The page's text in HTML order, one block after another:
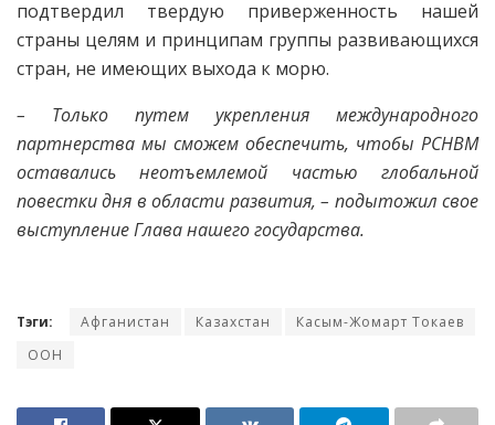
подтвердил твердую приверженность нашей
страны целям и принципам группы развивающихся
стран, не имеющих выхода к морю.
– Только путем укрепления международного
партнерства мы сможем обеспечить, чтобы РСНВМ
оставались неотъемлемой частью глобальной
повестки дня в области развития, – подытожил свое
выступление Глава нашего государства.
Тэги: Афганистан Казахстан
Касым-Жомарт Токаев
ООН